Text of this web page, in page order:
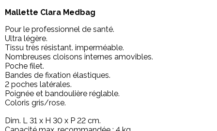
Mallette Clara Medbag
Pour le professionnel de santé.
Ultra légère.
Tissu très résistant. imperméable.
Nombreuses cloisons internes amovibles.
Poche filet.
Bandes de fixation élastiques.
2 poches latérales.
Poignée et bandoulière réglable.
Coloris gris/rose.
Dim. L 31 x H 30 x P 22 cm.